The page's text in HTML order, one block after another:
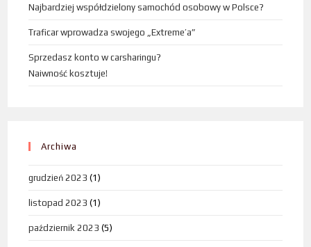
Najbardziej współdzielony samochód osobowy w Polsce?
Traficar wprowadza swojego „Extreme’a”
Sprzedasz konto w carsharingu?
Naiwność kosztuje!
Archiwa
grudzień 2023 (1)
listopad 2023 (1)
październik 2023 (5)